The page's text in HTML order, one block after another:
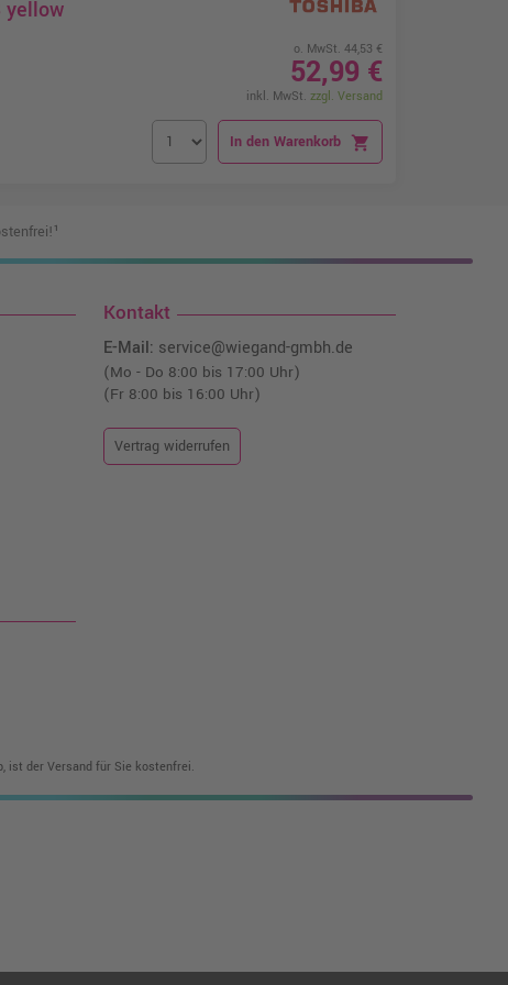
yellow
o. MwSt. 44,53 €
52,99 €
inkl. MwSt. zzgl. Versand
In den Warenkorb shopping_cart
Kontakt
E-Mail: service@wiegand-gmbh.de
(Mo - Do 8:00 bis 17:00 Uhr)
(Fr 8:00 bis 16:00 Uhr)
Vertrag widerrufen
ist der Versand für Sie kostenfrei.